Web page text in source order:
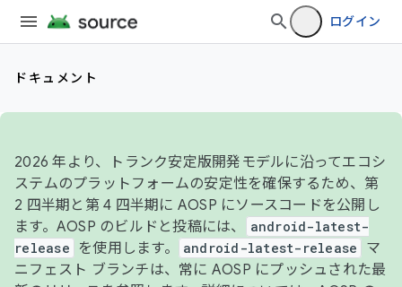
ログイン
ドキュメント
2026 年より、トランク安定版開発モデルに沿ってエコシ
ステムのプラットフォームの安定性を確保するため、第
2 四半期と第 4 四半期に AOSP にソースコードを公開し
ます。AOSP のビルドと投稿には、
android-latest-
release
を使用します。 android-latest-release
マ
ニフェスト ブランチは、常に AOSP にプッシュされた最